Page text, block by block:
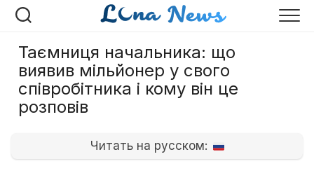
Перейти
Таємниця начальника: що
виявив мільйонер у свого
співробітника і кому він це
розповів
Читать на русском: